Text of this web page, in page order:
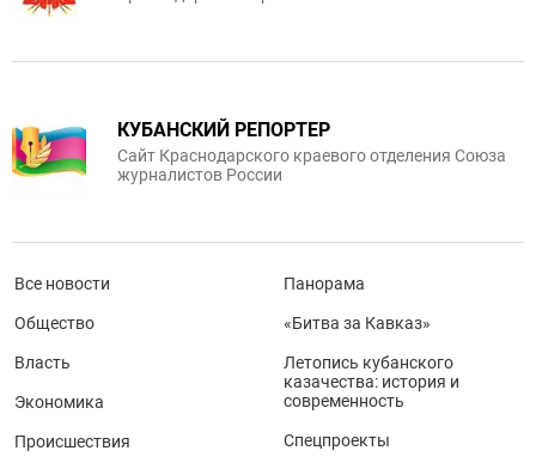
КУБАНСКИЙ РЕПОРТЕР
Сайт Краснодарского краевого отделения Союза
журналистов России
Все новости
Общество
Власть
Экономика
Происшествия
Панорама
«Битва за Кавказ»
Летопись кубанского
казачества: история и
современность
Спецпроекты